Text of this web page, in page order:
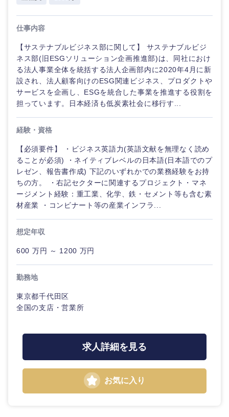
仕事内容
【サステナブルビジネス部に関して】 サステナブルビジ
ネス部(旧ESGソリューション企画推進部)は、同社におけ
る法人事業全体を統括する法人企画部内に2020年4月に新
設され、法人顧客向けのESG関連ビジネス、プロダクトや
サービスを企画し、ESGを統合した事業を推進する役割を
担っています。日本経済も低炭素社会に移行す...
経験・資格
【必須要件】 ・ビジネス英語力(英語文献を無理なく読め
ることが必須) ・ネイティブレベルの日本語(日本語でのプ
レゼン、報告書作成) 下記のいずれかでの業務経験をお持
ちの方。 ・右記セクターに関連するプロジェクト・マネ
ージメント経験：重工業、化学、鉄・セメント等も含む素
材産業 ・コンビナート等の産業インフラ...
想定年収
600 万円 ～ 1200 万円
勤務地
東京都千代田区
全国の支店・営業所
求人詳細を見る
お気に入り